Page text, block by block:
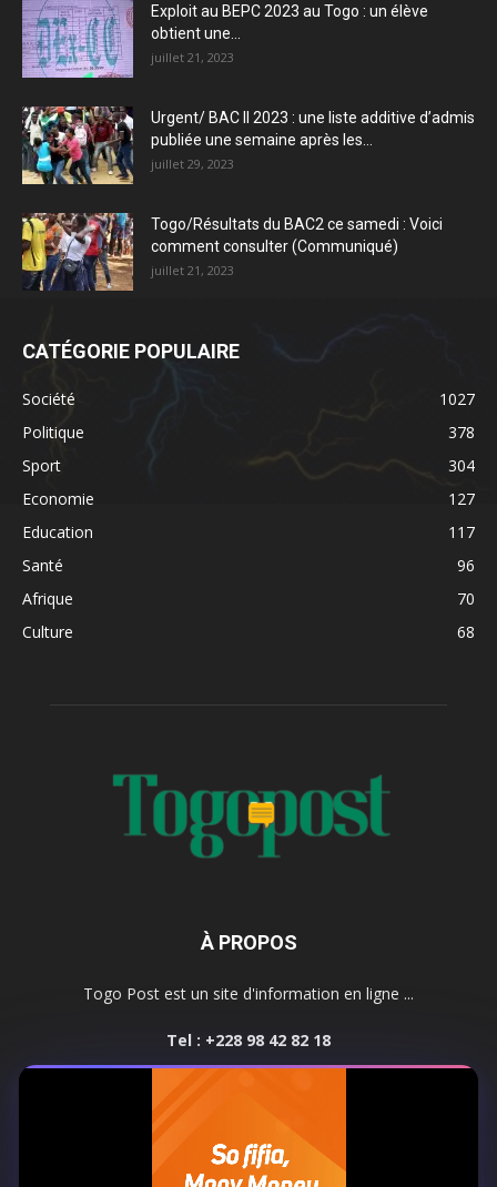
Exploit au BEPC 2023 au Togo : un élève
obtient une...
juillet 21, 2023
Urgent/ BAC II 2023 : une liste additive d’admis
publiée une semaine après les...
juillet 29, 2023
Togo/Résultats du BAC2 ce samedi : Voici
comment consulter (Communiqué)
juillet 21, 2023
CATÉGORIE POPULAIRE
Société
1027
Politique
378
Sport
304
Economie
127
Education
117
Santé
96
Afrique
70
Culture
68
À PROPOS
Togo Post est un site d'information en ligne ...
Tel : +228 98 42 82 18
SUIVEZ NOUS